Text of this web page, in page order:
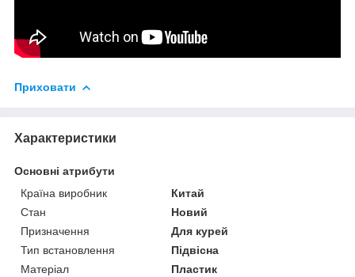
Приховати
Характеристики
Основні атрибути
Країна виробник
Китай
Стан
Новий
Призначення
Для курей
Тип встановлення
Підвісна
Матеріал
Пластик